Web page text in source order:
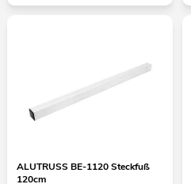
ALUTRUSS BE-1120 Steckfuß
120cm